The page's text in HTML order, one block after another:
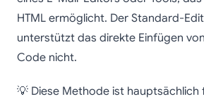
HTML ermöglicht. Der Standard-
unterstützt das direkte Einfügen
Code nicht.
💡 Diese Methode ist hauptsächlich